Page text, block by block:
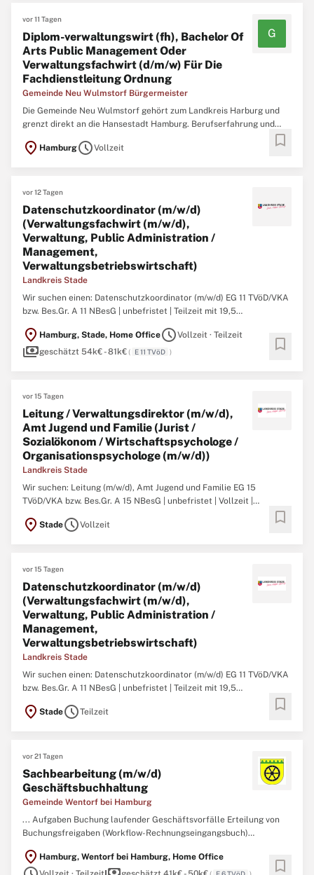
vor 11 Tagen
Diplom-verwaltungswirt (fh), Bachelor Of
Arts Public Management Oder
Verwaltungsfachwirt (d/m/w) Für Die
Fachdienstleitung Ordnung
Gemeinde Neu Wulmstorf Bürgermeister
G
Die Gemeinde Neu Wulmstorf gehört zum Landkreis Harburg und
grenzt direkt an die Hansestadt Hamburg. Berufserfahrung und
Bedeutung, doch sollten Sie sich vor der Bewerbung vergewissern,
location_on HamburgscheduleVollzeit bookmark
vor 12 Tagen
Datenschutzkoordinator (m/w/d)
(Verwaltungsfachwirt (m/w/d),
Verwaltung, Public Administration /
Management,
Verwaltungsbetriebswirtschaft)
Landkreis Stade
Wir suchen einen: Datenschutzkoordinator (m/w/d) EG 11 TVöD/VKA
bzw. Bes.Gr. A 11 NBesG | unbefristet | Teilzeit mit 19,5
Datenschutzbeauftragten (m/w/d) darstellen die Behördenleitung
sowie Mitarbeitende der Kreisverwaltung in Fragen der
location_on Hamburg, Stade, Home OfficescheduleVollzeit · Teilzeit
paymentsgeschätzt 54k€ - 81k€( E 11 TVöD ) bookmark
vor 15 Tagen
Leitung / Verwaltungsdirektor (m/w/d),
Amt Jugend und Familie (Jurist /
Sozialökonom / Wirtschaftspsychologe /
Organisationspsychologe (m/w/d))
Landkreis Stade
Wir suchen: Leitung (m/w/d), Amt Jugend und Familie EG 15
TVöD/VKA bzw. Bes.Gr. A 15 NBesG | unbefristet | Vollzeit |
teilzeitgeeignet Zum Amt Jugend und Familie, dem planmäßig ca.
145 Stellen, unterteilt in 14 Teams, zugeordnet sind, gehören die
location_on StadescheduleVollzeit bookmark
vor 15 Tagen
Datenschutzkoordinator (m/w/d)
(Verwaltungsfachwirt (m/w/d),
Verwaltung, Public Administration /
Management,
Verwaltungsbetriebswirtschaft)
Landkreis Stade
Wir suchen einen: Datenschutzkoordinator (m/w/d) EG 11 TVöD/VKA
bzw. Bes.Gr. A 11 NBesG | unbefristet | Teilzeit mit 19,5
Datenschutzbeauftragten (m/w/d) darstellen die Behördenleitung
location_on StadescheduleTeilzeit bookmark
vor 21 Tagen
Sachbearbeitung (m/w/d)
Geschäftsbuchhaltung
Gemeinde Wentorf bei Hamburg
... Aufgaben Buchung laufender Geschäftsvorfälle Erteilung von
Buchungsfreigaben (Workflow-Rechnungseingangsbuch)
Berufsausbildung zum/ zur Verwaltungsfachangestellten
alternativ eine abgeschlossene dreijährige kaufmännische
location_on Hamburg, Wentorf bei Hamburg, Home Office bookmark